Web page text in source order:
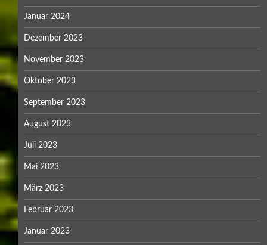
Januar 2024
Dezember 2023
November 2023
Oktober 2023
September 2023
August 2023
Juli 2023
Mai 2023
März 2023
Februar 2023
Januar 2023